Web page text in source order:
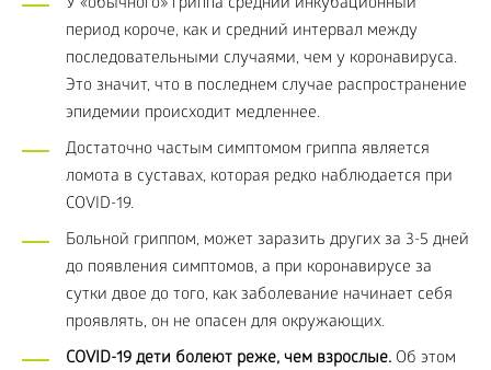
У «обычного» гриппа средний инкубационный
период короче, как и средний интервал между
последовательными случаями, чем у коронавируса.
Это значит, что в последнем случае распространение
эпидемии происходит медленнее.
Достаточно частым симптомом гриппа является
ломота в суставах, которая редко наблюдается при
COVID-19.
Больной гриппом, может заразить других за 3-5 дней
до появления симптомов, а при коронавирусе за
сутки двое до того, как заболевание начинает себя
проявлять, он не опасен для окружающих.
COVID-19 дети болеют реже, чем взрослые. Об этом